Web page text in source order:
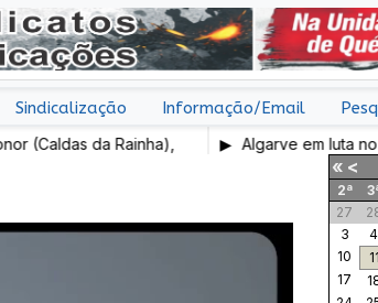
Sindicalização Informação/Email
da Rainha),
Algarve em luta no dia
« <
2ª
27
3
4
10
11
17